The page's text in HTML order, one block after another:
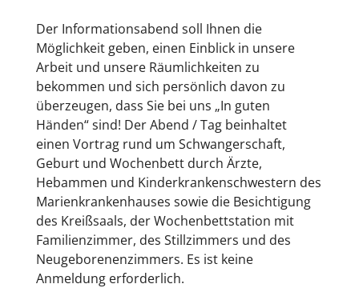
Der Informationsabend soll Ihnen die
Möglichkeit geben, einen Einblick in unsere
Arbeit und unsere Räumlichkeiten zu
bekommen und sich persönlich davon zu
überzeugen, dass Sie bei uns „In guten
Händen“ sind! Der Abend / Tag beinhaltet
einen Vortrag rund um Schwangerschaft,
Geburt und Wochenbett durch Ärzte,
Hebammen und Kinderkrankenschwestern des
Marienkrankenhauses sowie die Besichtigung
des Kreißsaals, der Wochenbettstation mit
Familienzimmer, des Stillzimmers und des
Neugeborenenzimmers. Es ist keine
Anmeldung erforderlich.